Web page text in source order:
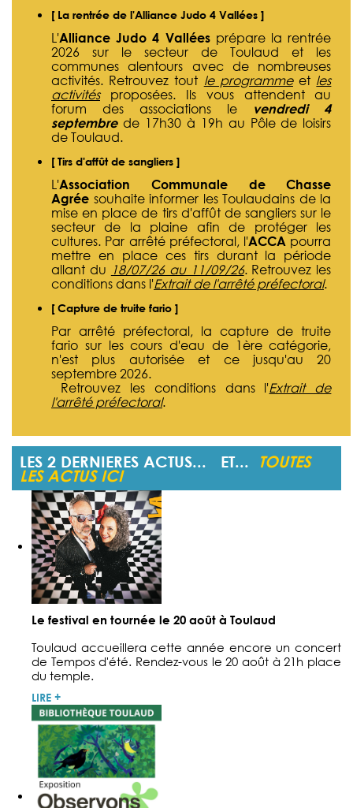
[ La rentrée de l'Alliance Judo 4 Vallées ]
L'Alliance Judo 4 Vallées prépare la rentrée
2026 sur le secteur de Toulaud et les
communes alentours avec de nombreuses
activités. Retrouvez tout le programmeet les
activitésproposées. Ils vous attendent au
forum des associations le vendredi 4
septembrede 17h30 à 19h au Pôle de loisirs
de Toulaud.
[ Tirs d'affût de sangliers ]
L'Association Communale de Chasse
Agrée souhaite informer les Toulaudains de la
mise en place de tirs d'affût de sangliers sur le
secteur de la plaine afin de protéger les
cultures. Par arrêté préfectoral, l'ACCA pourra
mettre en place ces tirs durant la période
allant du 18/07/26 au 11/09/26. Retrouvez les
conditions dans l'Extrait de l'arrêté préfectoral.
[ Capture de truite fario ]
Par arrêté préfectoral, la capture de truite
fario sur les cours d'eau de 1ère catégorie,
n'est plus autorisée et ce jusqu'au 20
septembre 2026.
Retrouvez les conditions dans l'Extrait de
l'arrêté préfectoral.
LES 2 DERNIERES ACTUS... ET... TOUTES
LES ACTUS ICI
Le festival en tournée le 20 août à Toulaud
Toulaud accueillera cette année encore un concert
de Tempos d'été. Rendez-vous le 20 août à 21h place
du temple.
LIRE +